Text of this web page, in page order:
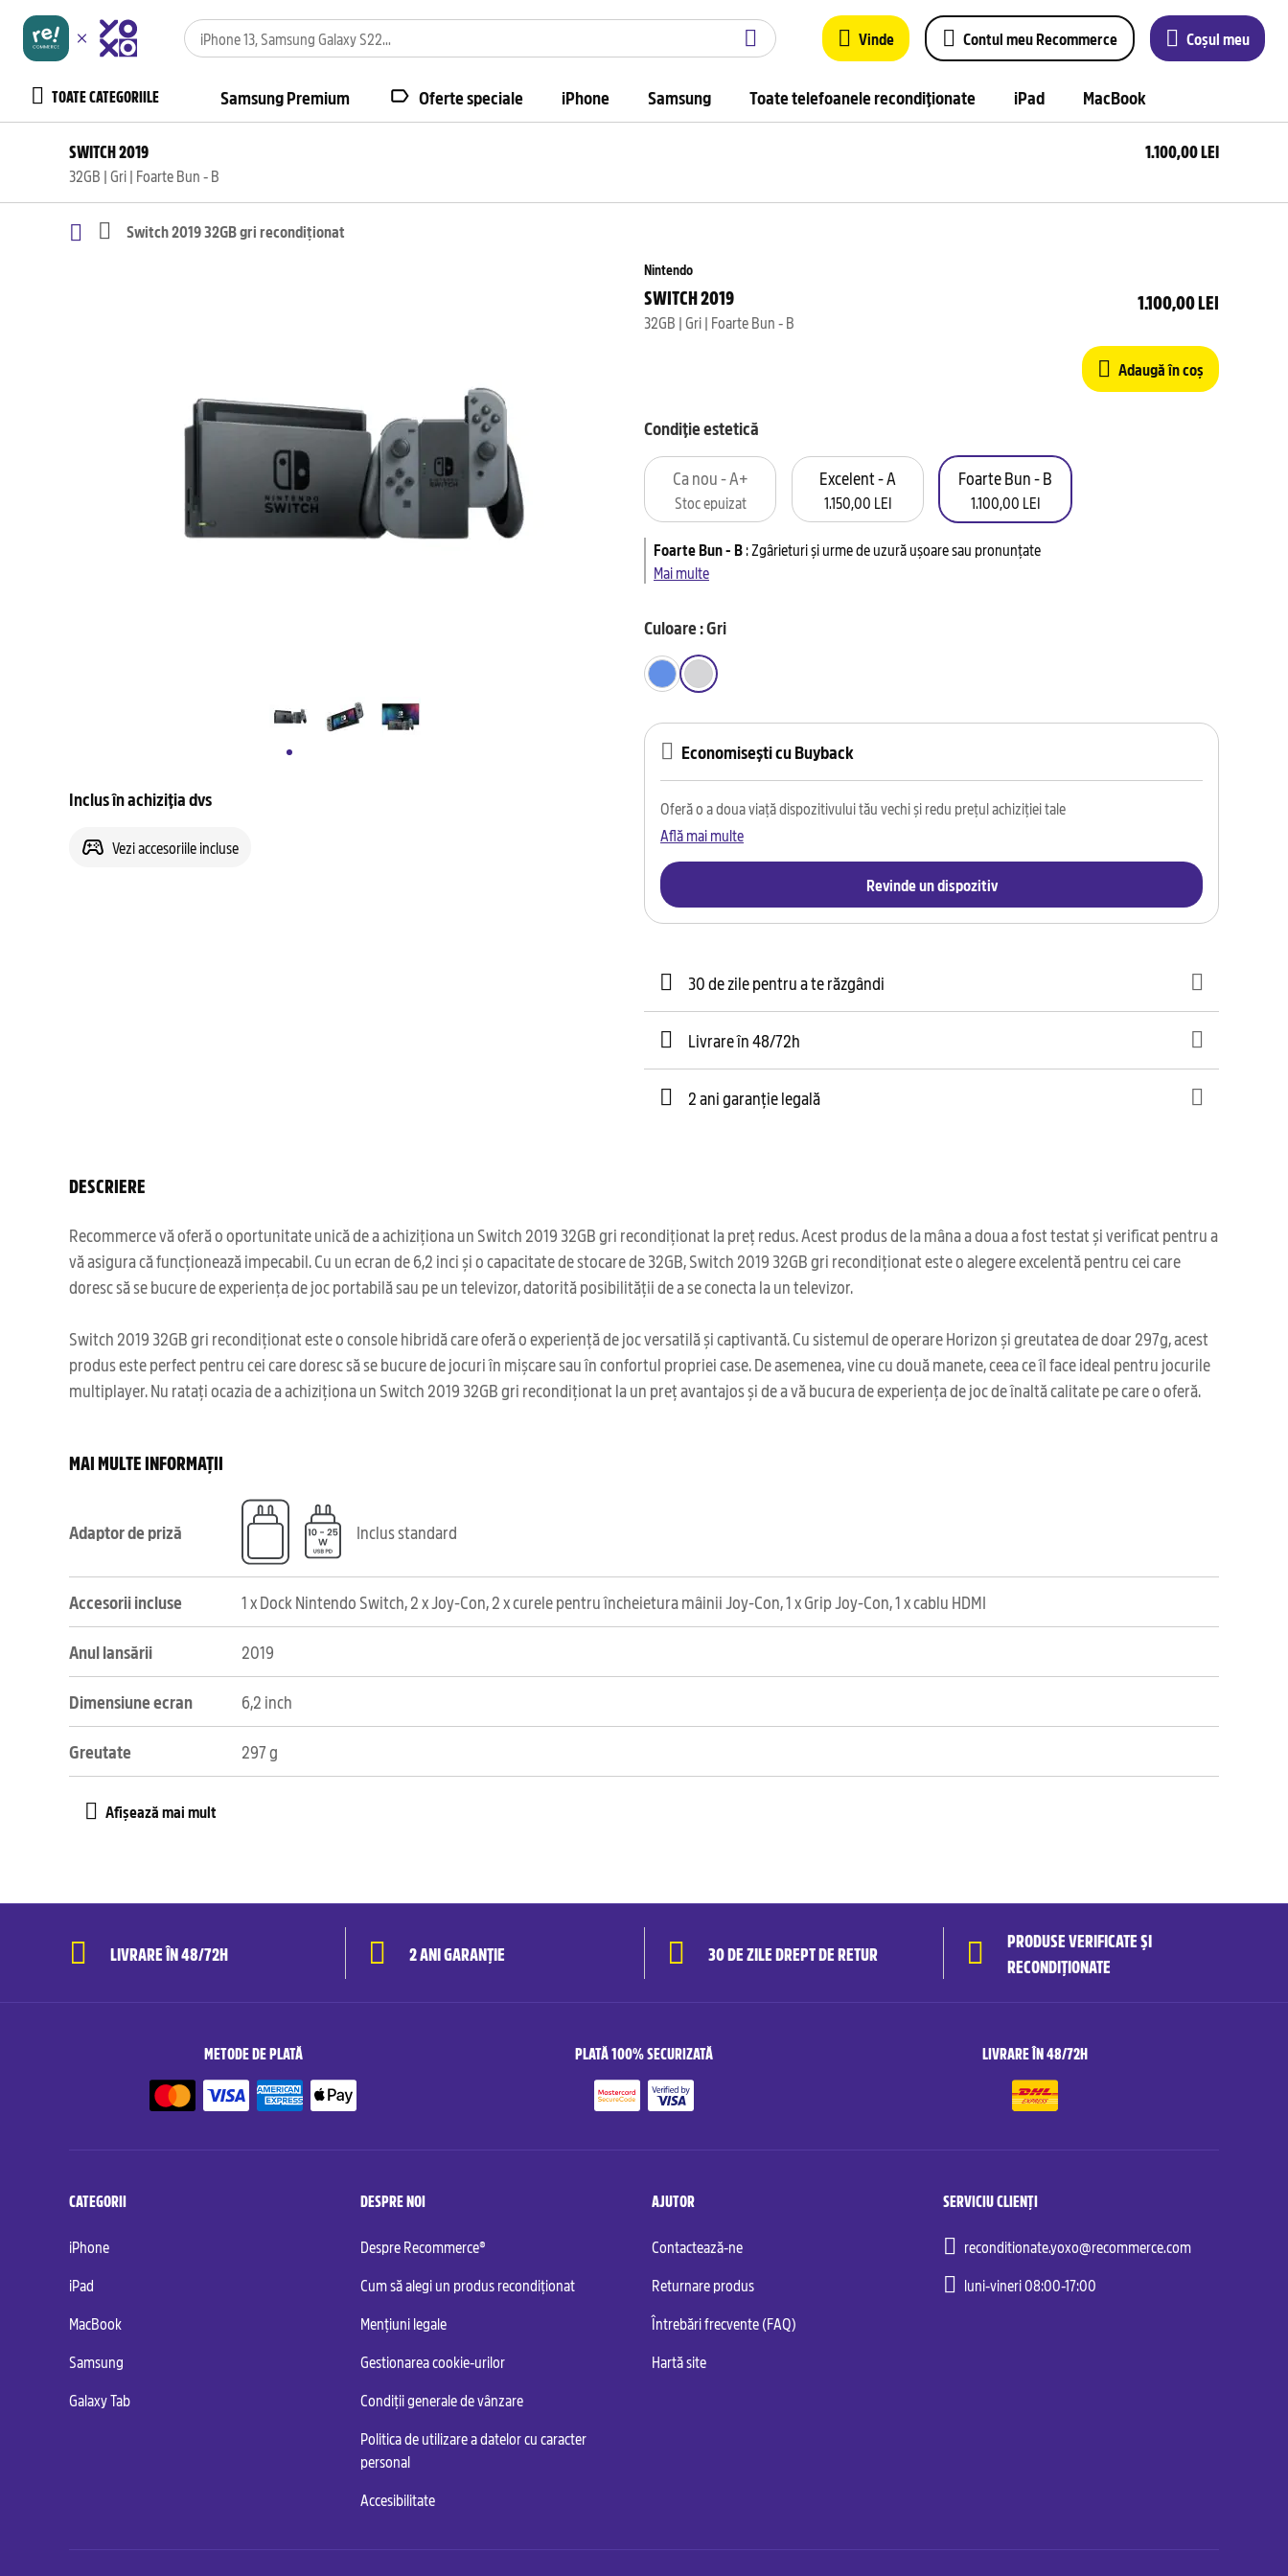
Vinde Contul meu Recommerce Coșul meu
TOATE CATEGORIILE Samsung Premium Oferte speciale iPhone Samsung Toate telefoanele recondiționate iPad MacBook
SWITCH 2019
32GB | Gri | Foarte Bun - B
1.100,00 LEI
în
Switch 2019 32GB gri recondiționat
Nintendo
SWITCH 2019
32GB | Gri | Foarte Bun - B
Inclus în achiziția dvs
Vezi accesoriile incluse
1.100,00 LEI
Adaugă în coș
Condiție estetică
Ca nou - A+
Stoc epuizat
Excelent - A
1.150,00 LEI
Foarte Bun - B
1.100,00 LEI
Foarte Bun - B:Zgârieturi și urme de uzură ușoare sau pronunțate
Mai multe
Culoare : Gri
Economisești cu Buyback
Oferă o a doua viață dispozitivului tău vechi și redu prețul achiziției tale
Află mai multe
Revinde un dispozitiv
30 de zile pentru a te răzgândi
Livrare în 48/72h
2 ani garanție legală
DESCRIERE
Recommerce vă oferă o oportunitate unică de a achiziționa un Switch 2019 32GB gri recondiționat la preț redus. Acest produs de la mâna a doua a fost testat și verificat pentru a
vă asigura că funcționează impecabil. Cu un ecran de 6,2 inci și o capacitate de stocare de 32GB, Switch 2019 32GB gri recondiționat este o alegere excelentă pentru cei care
doresc să se bucure de experiența de joc portabilă sau pe un televizor, datorită posibilității de a se conecta la un televizor.
Switch 2019 32GB gri recondiționat este o console hibridă care oferă o experiență de joc versatilă și captivantă. Cu sistemul de operare Horizon și greutatea de doar 297g, acest
produs este perfect pentru cei care doresc să se bucure de jocuri în mișcare sau în confortul propriei case. De asemenea, vine cu două manete, ceea ce îl face ideal pentru jocurile
multiplayer. Nu ratați ocazia de a achiziționa un Switch 2019 32GB gri recondiționat la un preț avantajos și de a vă bucura de experiența de joc de înaltă calitate pe care o oferă.
MAI MULTE INFORMAȚII
Adaptor de priză Inclus standard
Accesorii incluse 1 x Dock Nintendo Switch, 2 x Joy-Con, 2 x curele pentru încheietura mâinii Joy-Con, 1 x Grip Joy-Con, 1 x cablu HDMI
Anul lansării 2019
Dimensiune ecran 6,2 inch
Greutate 297 g
LIVRARE ÎN 48/72H 2 ANI GARANȚIE 30 DE ZILE DREPT DE RETUR
PRODUSE VERIFICATE ȘI
RECONDIȚIONATE
METODE DE PLATĂ PLATĂ 100% SECURIZATĂ LIVRARE ÎN 48/72H
CATEGORII
iPhone
iPad
MacBook
Samsung
Galaxy Tab
DESPRE NOI
Despre Recommerce®
Cum să alegi un produs recondiționat
Mențiuni legale
Gestionarea cookie-urilor
Condiții generale de vânzare
Politica de utilizare a datelor cu caracter
personal
Accesibilitate
AJUTOR
Contactează-ne
Returnare produs
Întrebări frecvente (FAQ)
Hartă site
SERVICIU CLIENȚI
reconditionate.yoxo@recommerce.com
luni-vineri 08:00-17:00